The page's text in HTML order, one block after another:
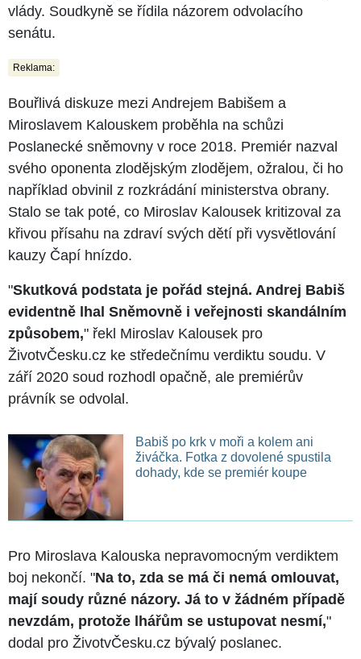
vlády. Soudkyně se řídila názorem odvolacího
senátu.
Reklama:
Bouřlivá diskuze mezi Andrejem Babišem a
Miroslavem Kalouskem proběhla na schůzi
Poslanecké sněmovny v roce 2018. Premiér nazval
svého oponenta zlodějským zlodějem, ožralou, či ho
například obvinil z rozkrádání ministerstva obrany.
Stalo se tak poté, co Miroslav Kalousek kritizoval za
křivou přísahu na zdraví svých dětí při vysvětlování
kauzy Čapí hnízdo.
"Skutková podstata je pořád stejná. Andrej Babiš
evidentně lhal Sněmovně i veřejnosti skandálním
způsobem," řekl Miroslav Kalousek pro
ŽivotvČesku.cz ke středečnímu verdiktu soudu. V
září 2020 soud rozhodl opačně, ale premiérův
právník se odvolal.
Babiš po krk v moři a kolem ani
živáčka. Fotka z dovolené spustila
dohady, kde se premiér koupe
Pro Miroslava Kalouska nepravomocným verdiktem
boj nekončí. "Na to, zda se má či nemá omlouvat,
mají soudy různé názory. Já to v žádném případě
nevzdám, protože lhářům se ustupovat nesmí,"
dodal pro ŽivotvČesku.cz bývalý poslanec.